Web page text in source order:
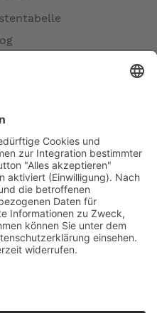
Versand
Reparatur